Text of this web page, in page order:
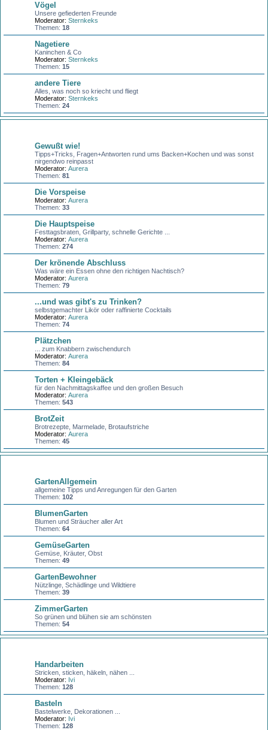
Vögel
Unsere gefiederten Freunde
Moderator: Sternkeks
Themen: 18
Nagetiere
Kaninchen & Co
Moderator: Sternkeks
Themen: 15
andere Tiere
Alles, was noch so kriecht und fliegt
Moderator: Sternkeks
Themen: 24
Gewußt wie!
Tipps+Tricks, Fragen+Antworten rund ums Backen+Kochen und was sonst
nirgendwo reinpasst
Moderator: Aurera
Themen: 81
Die Vorspeise
Moderator: Aurera
Themen: 33
Die Hauptspeise
Festtagsbraten, Grillparty, schnelle Gerichte ...
Moderator: Aurera
Themen: 274
Der krönende Abschluss
Was wäre ein Essen ohne den richtigen Nachtisch?
Moderator: Aurera
Themen: 79
...und was gibt's zu Trinken?
selbstgemachter Likör oder raffinierte Cocktails
Moderator: Aurera
Themen: 74
Plätzchen
... zum Knabbern zwischendurch
Moderator: Aurera
Themen: 84
Torten + Kleingebäck
für den Nachmittagskaffee und den großen Besuch
Moderator: Aurera
Themen: 543
BrotZeit
Brotrezepte, Marmelade, Brotaufstriche
Moderator: Aurera
Themen: 45
GartenAllgemein
allgemeine Tipps und Anregungen für den Garten
Themen: 102
BlumenGarten
Blumen und Sträucher aller Art
Themen: 64
GemüseGarten
Gemüse, Kräuter, Obst
Themen: 49
GartenBewohner
Nützlinge, Schädlinge und Wildtiere
Themen: 39
ZimmerGarten
So grünen und blühen sie am schönsten
Themen: 54
Handarbeiten
Stricken, sticken, häkeln, nähen ...
Moderator: Ivi
Themen: 128
Basteln
Bastelwerke, Dekorationen ...
Moderator: Ivi
Themen: 128